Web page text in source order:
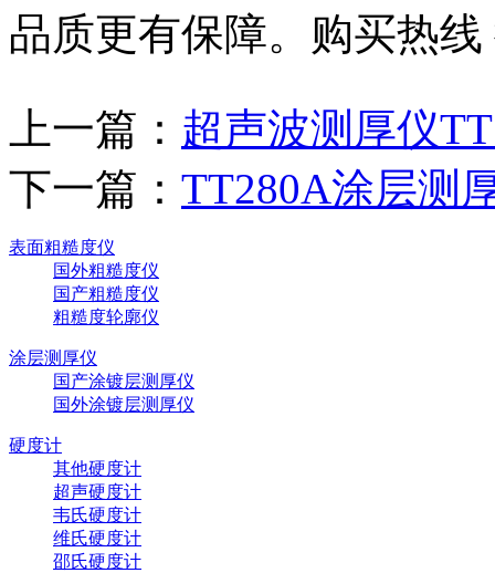
品质更有保障。购买热
上一篇： 超声波测厚仪
下一篇： TT280A涂层测
表面粗糙度仪
国外粗糙度仪
国产粗糙度仪
粗糙度轮廓仪
涂层测厚仪
国产涂镀层测厚仪
国外涂镀层测厚仪
硬度计
其他硬度计
超声硬度计
韦氏硬度计
维氏硬度计
邵氏硬度计